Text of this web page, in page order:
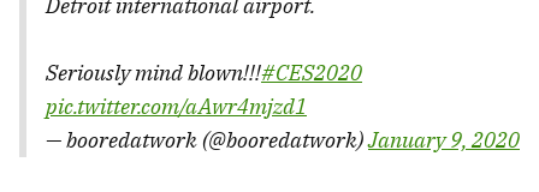
Seriously mind blown!!!#CES2020
pic.twitter.com/aAwr4mjzd1
— booredatwork (@booredatwork)January 9, 2020